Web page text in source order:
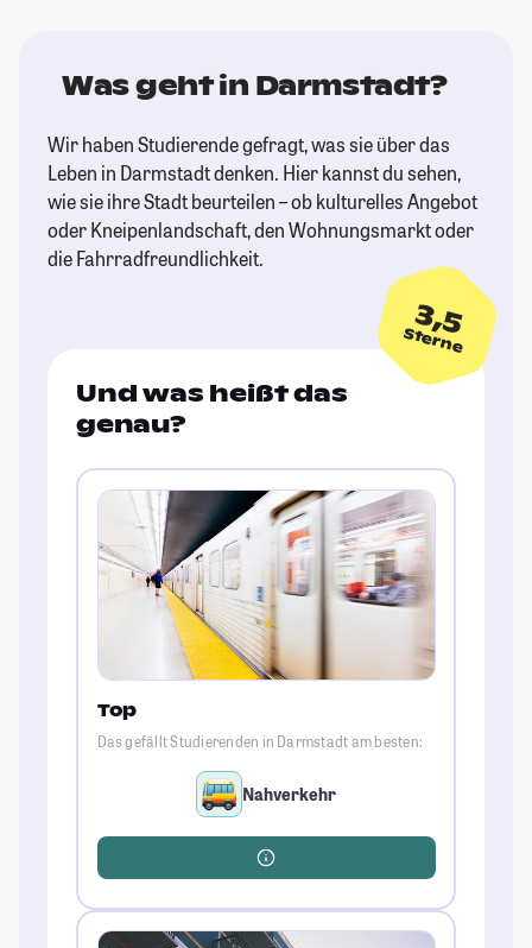
Was geht in Darmstadt?
Wir haben Studierende gefragt, was sie über das
Leben in Darmstadt denken. Hier kannst du sehen,
wie sie ihre Stadt beurteilen – ob kulturelles Angebot
oder Kneipenlandschaft, den Wohnungsmarkt oder
die Fahrradfreundlichkeit.
3,5
Sterne
Und was heißt das
genau?
Top
Das gefällt Studierenden in Darmstadt am besten:
Nahverkehr